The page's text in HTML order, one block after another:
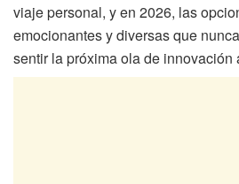
viaje personal, y en 2026, las
emocionantes y diversas que
sentir la próxima ola de innovación